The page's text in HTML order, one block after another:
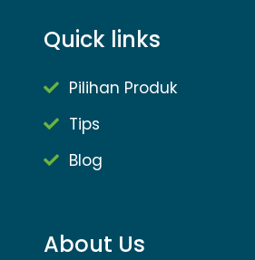
Quick links
Pilihan Produk
Tips
Blog
About Us